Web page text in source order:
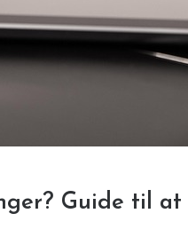
Guide til